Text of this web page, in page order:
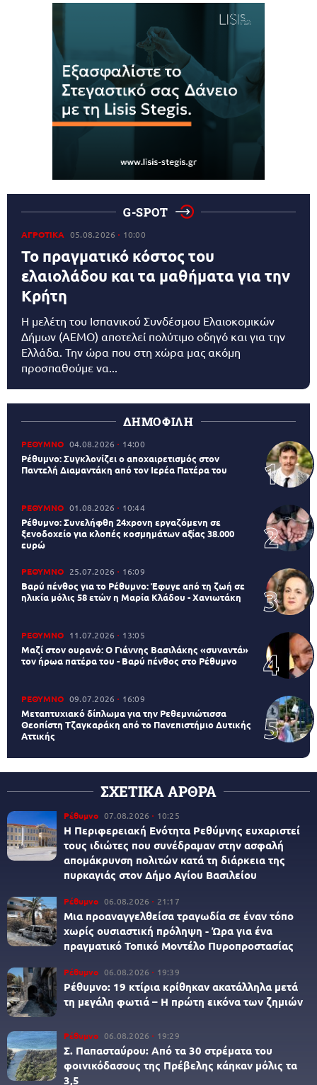
G-SPOT
ΑΓΡΟΤΙΚΑ 05.08.2026 10:00
Το πραγματικό κόστος του
ελαιολάδου και τα μαθήματα για την
Κρήτη
Η μελέτη του Ισπανικού Συνδέσμου Ελαιοκομικών
Δήμων (AEMO) αποτελεί πολύτιμο οδηγό και για την
Ελλάδα. Την ώρα που στη χώρα μας ακόμη
προσπαθούμε να...
ΔΗΜΟΦΙΛΗ
ΡΕΘΥΜΝΟ 04.08.2026 14:00
Ρέθυμνο: Συγκλονίζει ο αποχαιρετισμός στον
Παντελή Διαμαντάκη από τον Ιερέα Πατέρα του
ΡΕΘΥΜΝΟ 01.08.2026 10:44
Ρέθυμνο: Συνελήφθη 24χρονη εργαζόμενη σε
ξενοδοχείο για κλοπές κοσμημάτων αξίας 38.000
ευρώ
ΡΕΘΥΜΝΟ 25.07.2026 16:09
Βαρύ πένθος για το Ρέθυμνο: Έφυγε από τη ζωή σε
ηλικία μόλις 58 ετών η Μαρία Κλάδου - Χανιωτάκη
ΡΕΘΥΜΝΟ 11.07.2026 13:05
Μαζί στον ουρανό: Ο Γιάννης Βασιλάκης «συναντά»
τον ήρωα πατέρα του - Βαρύ πένθος στο Ρέθυμνο
ΡΕΘΥΜΝΟ 09.07.2026 16:09
Μεταπτυχιακό δίπλωμα για την Ρεθεμνιώτισσα
Θεοπίστη Τζαγκαράκη από το Πανεπιστήμιο Δυτικής
Αττικής
ΣΧΕΤΙΚΑ ΑΡΘΡΑ
Ρέθυμνο 07.08.2026 10:25
Η Περιφερειακή Ενότητα Ρεθύμνης ευχαριστεί
τους ιδιώτες που συνέδραμαν στην ασφαλή
απομάκρυνση πολιτών κατά τη διάρκεια της
πυρκαγιάς στον Δήμο Αγίου Βασιλείου
Ρέθυμνο 06.08.2026 21:17
Μια προαναγγελθείσα τραγωδία σε έναν τόπο
χωρίς ουσιαστική πρόληψη - Ώρα για ένα
πραγματικό Τοπικό Μοντέλο Πυροπροστασίας
Ρέθυμνο 06.08.2026 19:39
Ρέθυμνο: 19 κτίρια κρίθηκαν ακατάλληλα μετά
τη μεγάλη φωτιά – Η πρώτη εικόνα των ζημιών
Ρέθυμνο 06.08.2026 19:29
Σ. Παπασταύρου: Από τα 30 στρέματα του
φοινικόδασους της Πρέβελης κάηκαν μόλις τα
3,5